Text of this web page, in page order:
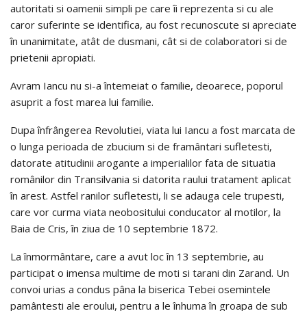
autoritati si oamenii simpli pe care îi reprezenta si cu ale
caror suferinte se identifica, au fost recunoscute si apreciate
în unanimitate, atât de dusmani, cât si de colaboratori si de
prietenii apropiati.
Avram Iancu nu si-a întemeiat o familie, deoarece, poporul
asuprit a fost marea lui familie.
Dupa înfrângerea Revolutiei, viata lui Iancu a fost marcata de
o lunga perioada de zbucium si de framântari sufletesti,
datorate atitudinii arogante a imperialilor fata de situatia
românilor din Transilvania si datorita raului tratament aplicat
în arest. Astfel ranilor sufletesti, li se adauga cele trupesti,
care vor curma viata neobositului conducator al motilor, la
Baia de Cris, în ziua de 10 septembrie 1872.
La înmormântare, care a avut loc în 13 septembrie, au
participat o imensa multime de moti si tarani din Zarand. Un
convoi urias a condus pâna la biserica Tebei osemintele
pamântesti ale eroului, pentru a le înhuma în groapa de sub